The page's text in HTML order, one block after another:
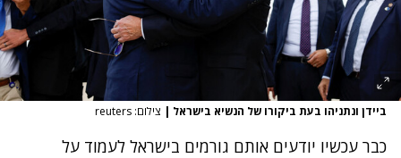
ביידן ונתניהו בעת ביקורו של הנשיא בישראל | צילום: reuters
כבר עכשיו יודעים אותם גורמים בישראל לעמוד על